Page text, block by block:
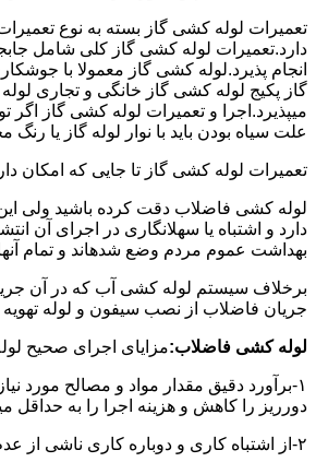
تعمیرات لوله کشی گاز بسته به نوع
دارد.تعمیرات لوله کشی گاز کلی شامل
انجام پذیرد.لوله کشی گاز معمولا با
گاز پکیج لوله کشی گاز خانگی و تجاری
میپذیرد.اجرا و تعمیرات لوله کشی گاز اگر
علت سیاه بودن باید با نوار لوله گاز یا
تعمیرات لوله کشی گاز تا جایی که امکان
لوله کشی فاضلاب دقت کرده باشید ولی
دارد و اشتباه یا سهلانگاری در اجرای آن
بهداشت عموم مردم وضع شدهاند و تمام آنها
برخلاف سیستم لوله کشی آب که در آن
جریان فاضلاب از نصب سیفون و لوله
لوله کشی فاضلاب:مزایای اجرای صحیح
۱-برآورد دقیق مقدار مواد و مصالح مورد
دورریز را کاهش و هزینه اجرا را به حداقل
۲-از اشتباه کاری و دوباره کاری ناشی از عدم تخصص عامل اجرای سیستم فاضلاب جلوگیری میشود.